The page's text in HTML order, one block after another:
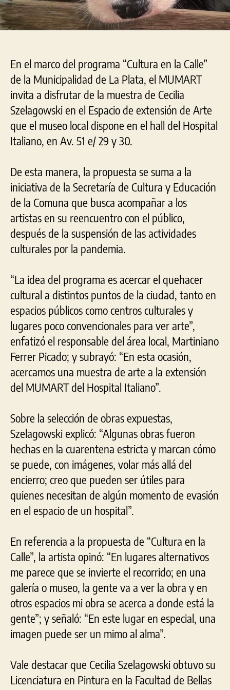
En el marco del programa “Cultura en la Calle”
de la Municipalidad de La Plata, el MUMART
invita a disfrutar de la muestra de Cecilia
Szelagowski en el Espacio de extensión de Arte
que el museo local dispone en el hall del Hospital
Italiano, en Av. 51 e/ 29 y 30.
De esta manera, la propuesta se suma a la
iniciativa de la Secretaría de Cultura y Educación
de la Comuna que busca acompañar a los
artistas en su reencuentro con el público,
después de la suspensión de las actividades
culturales por la pandemia.
“La idea del programa es acercar el quehacer
cultural a distintos puntos de la ciudad, tanto en
espacios públicos como centros culturales y
lugares poco convencionales para ver arte”,
enfatizó el responsable del área local, Martiniano
Ferrer Picado; y subrayó: “En esta ocasión,
acercamos una muestra de arte a la extensión
del MUMART del Hospital Italiano”.
Sobre la selección de obras expuestas,
Szelagowski explicó: “Algunas obras fueron
hechas en la cuarentena estricta y marcan cómo
se puede, con imágenes, volar más allá del
encierro; creo que pueden ser útiles para
quienes necesitan de algún momento de evasión
en el espacio de un hospital”.
En referencia a la propuesta de “Cultura en la
Calle”, la artista opinó: “En lugares alternativos
me parece que se invierte el recorrido; en una
galería o museo, la gente va a ver la obra y en
otros espacios mi obra se acerca a donde está la
gente”; y señaló: “En este lugar en especial, una
imagen puede ser un mimo al alma”.
Vale destacar que Cecilia Szelagowski obtuvo su
Licenciatura en Pintura en la Facultad de Bellas